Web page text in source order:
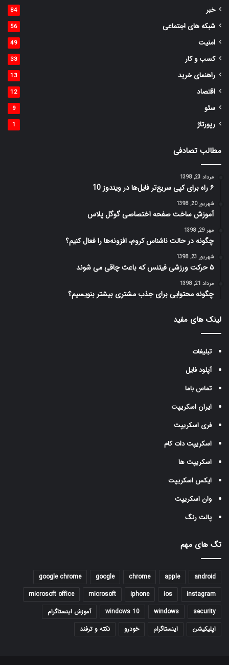
خبر 84
شبکه های اجتماعی 56
امنیت 49
کسب و کار 33
راهنمای خرید 13
اقتصاد 12
سئو 9
رپورتاژ 1
مطالب تصادفی
مرداد 23, 1398
۶ راه برای کپی سریع‌تر فایل‌ها در ویندوز 10
شهریور 20, 1398
آموزش ساخت صفحه اختصاصی گوگل پلاس
مهر 29, 1398
چگونه در حالت ناشناس کروم، افزونه‌ها را فعال کنیم؟
شهریور 23, 1398
۵ حرکت ورزشی فیتنس که باعث چاقی می شوند
مرداد 21, 1398
چگونه محتوایی برای جذب مشتری بیشتر بنویسیم؟‍‍
لینک های مفید
تبلیغات
آپلود فایل
تماس باما
ایران اسکریپت
فری اسکریپت
اسکریپت دات کام
اسکریپت ها
ایکس اسکریپت
وان اسکریپت
پالت رنگ
تگ های مهم
android
apple
chrome
google
google chrome
instagram
ios
iphone
microsoft
microsoft office
security
windows
windows 10
آموزش اینستاگرام
اپلیکیشن
اینستاگرام خودرو نکته و ترفند